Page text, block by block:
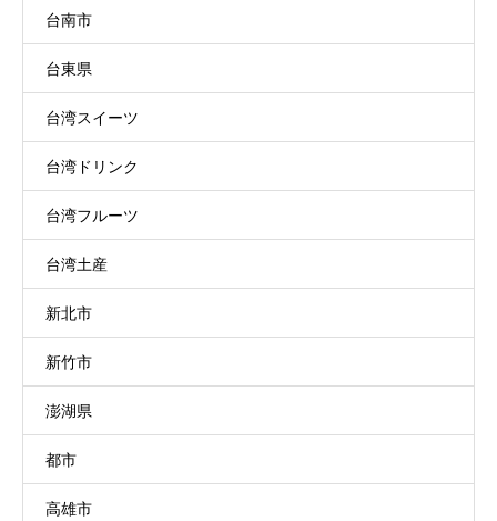
台南市
台東県
台湾スイーツ
台湾ドリンク
台湾フルーツ
台湾土産
新北市
新竹市
澎湖県
都市
高雄市